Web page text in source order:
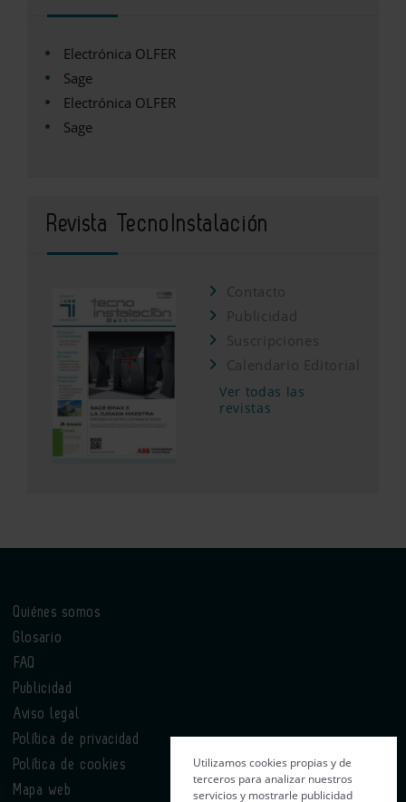
Electrónica OLFER
Sage
Electrónica OLFER
Sage
Revista TecnoInstalación
Contacto
Publicidad
Suscripciones
Calendario Editorial
Ver todas las
revistas
Quiénes somos
Glosario
FAQ
Publicidad
Aviso legal
Política de privacidad
Política de cookies
Mapa web
Utilizamos cookies propias y de
terceros para analizar nuestros
servicios y mostrarle publicidad